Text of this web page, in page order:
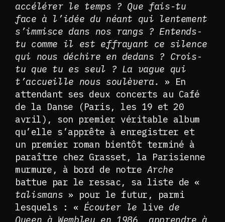
accélérer le temps ? Que fais-tu
face à l’idée du néant qui lentement
s’immisce dans nos rangs ? Entends-
tu comme il est effrayant ce silence
qui nous déchire en dedans ? Crois-
tu que tu es seul ? La vague qui
t’accueille nous soulèvera.
» En
attendant ses deux concerts au Café
de la Danse (Paris, les 19 et 20
avril), son premier véritable album
qu’elle s’apprête à enregistrer et
un premier roman bientôt terminé à
paraître chez Grasset, la Parisienne
murmure, à bord de notre Arche
battue par le ressac, sa liste de «
talismans » pour le futur, parmi
lesquels : « Écouter le live de